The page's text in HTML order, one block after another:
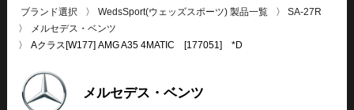
ブランド選択 WedsSport(ウェッズスポーツ) 製品一覧
SA-27R
メルセデス・ベンツ
Aクラス[W177] AMG A35 4MATIC [177051] *D
メルセデス・ベンツ